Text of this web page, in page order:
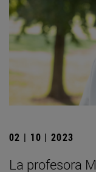
02 | 10 | 2023
La profesora